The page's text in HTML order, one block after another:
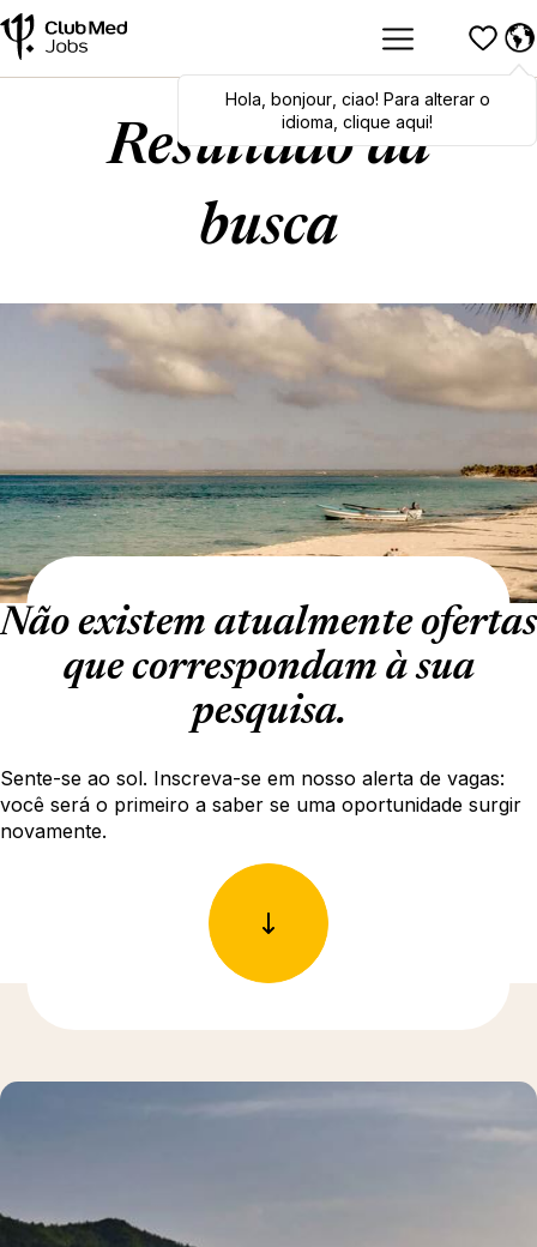
Hola,bonjour,ciao! To switch
languages, click here!
Hola bonjour, ciao! Para alterar o
idioma, clique aqui!
Resultado da
busca
Não existem atualmente ofertas
que correspondam à sua
pesquisa.
Sente-se ao sol. Inscreva-se em nosso alerta de vagas:
você será o primeiro a saber se uma oportunidade surgir
novamente.